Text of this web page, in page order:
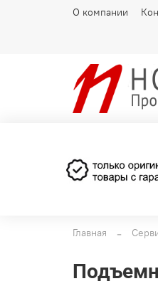
О компании
Главная